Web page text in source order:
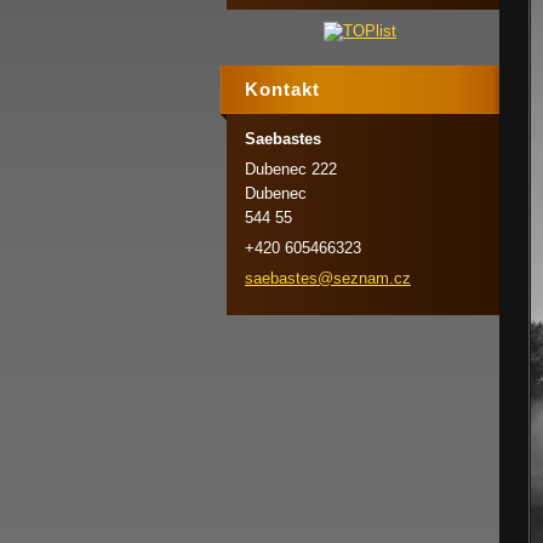
Kontakt
Saebastes
Dubenec 222
Dubenec
544 55
+420 605466323
saebastes@seznam.cz